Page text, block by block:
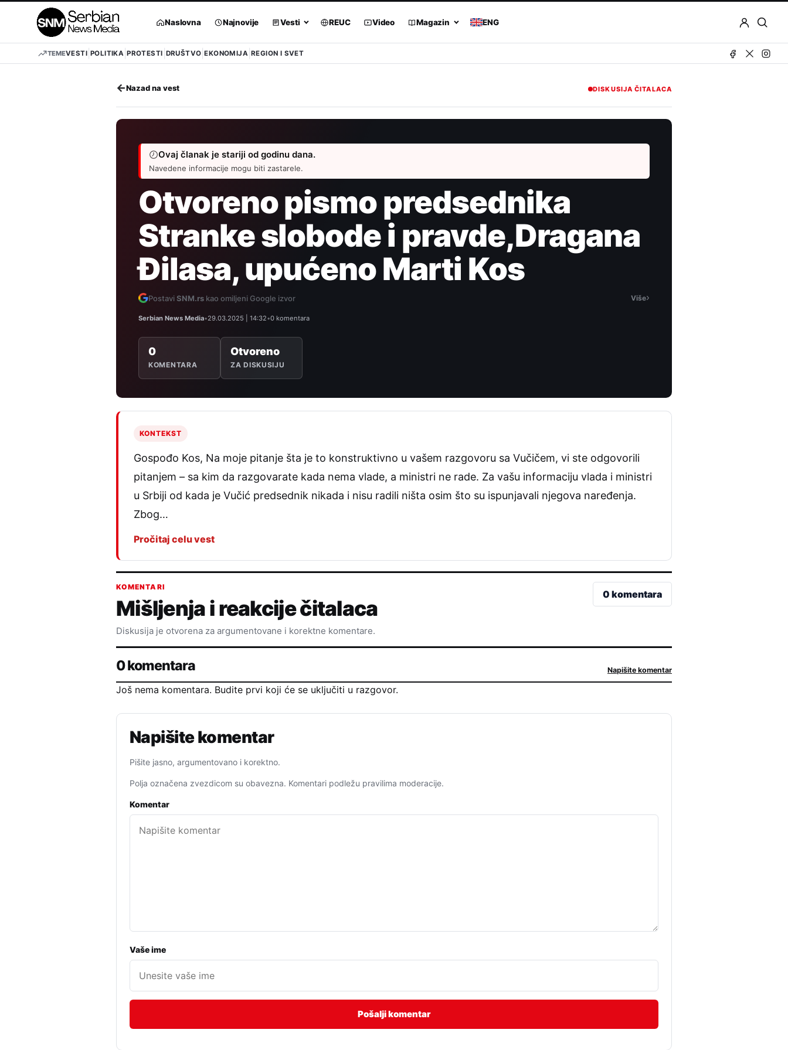
Naslovna Najnovije Vesti REUC Video Magazin ENG
TEMEVESTI POLITIKA PROTESTI DRUŠTVO EKONOMIJA REGION I SVET
←Nazad na vest DISKUSIJA ČITALACA
Ovaj članak je stariji od godinu dana.
Navedene informacije mogu biti zastarele.
Otvoreno pismo predsednika
Stranke slobode i pravde,Dragana
Đilasa, upućeno Marti Kos
PostaviSNM.rs kao omiljeni Google izvor Više›
Serbian News Media•29.03.2025 | 14:32•0 komentara
0
KOMENTARA
Otvoreno
ZA DISKUSIJU
KONTEKST
Gospođo Kos, Na moje pitanje šta je to konstruktivno u vašem razgovoru sa Vučičem, vi ste odgovorili
pitanjem – sa kim da razgovarate kada nema vlade, a ministri ne rade. Za vašu informaciju vlada i ministri
u Srbiji od kada je Vučić predsednik nikada i nisu radili ništa osim što su ispunjavali njegova naređenja.
Zbog…
Pročitaj celu vest
KOMENTARI
Mišljenja i reakcije čitalaca
Diskusija je otvorena za argumentovane i korektne komentare.
0 komentara
0 komentara Napišite komentar
Još nema komentara. Budite prvi koji će se uključiti u razgovor.
Napišite komentar
Pišite jasno, argumentovano i korektno.
Polja označena zvezdicom su obavezna. Komentari podležu pravilima moderacije.
Komentar
Vaše ime